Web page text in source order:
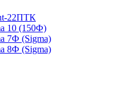
22ПТК
10 (150Ф)
7Ф (Sigma)
8Ф (Sigma)